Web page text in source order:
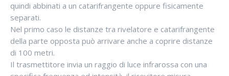
quindi abbinati a un catarifrangente oppure fisicamente
separati.
Nel primo caso le distanze tra rivelatore e catarifrangente
della parte opposta può arrivare anche a coprire distanze
di 100 metri.
Il trasmettitore invia un raggio di luce infrarossa con una